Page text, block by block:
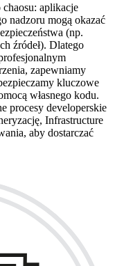
aplikacje
nadzoru mogą okazać
(np.
źródeł). Dlatego
zapewniamy
kluczowe
własnego kodu.
procesy developerskie
Infrastructure
aby dostarczać